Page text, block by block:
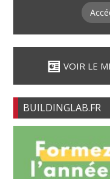
VOIR LE
BUILDINGLAB.FR